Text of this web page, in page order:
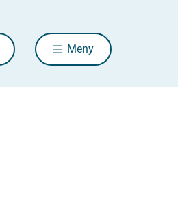
Meny